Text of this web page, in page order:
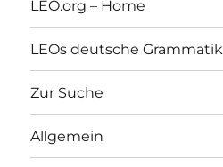
LEO.org – Home
LEOs deutsche Grammatik
Zur Suche
Allgemein